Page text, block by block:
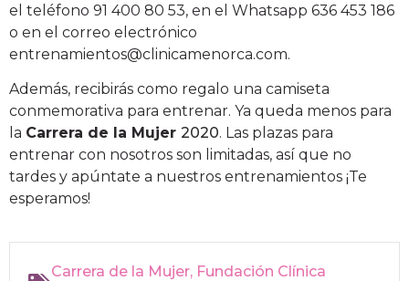
el teléfono 91 400 80 53, en el Whatsapp 636 453 186
o en el correo electrónico
entrenamientos@clinicamenorca.com.
Además, recibirás como regalo una camiseta
conmemorativa para entrenar. Ya queda menos para
la Carrera de la Mujer 2020. Las plazas para
entrenar con nosotros son limitadas, así que no
tardes y apúntate a nuestros entrenamientos ¡Te
esperamos!
Carrera de la Mujer, Fundación Clínica